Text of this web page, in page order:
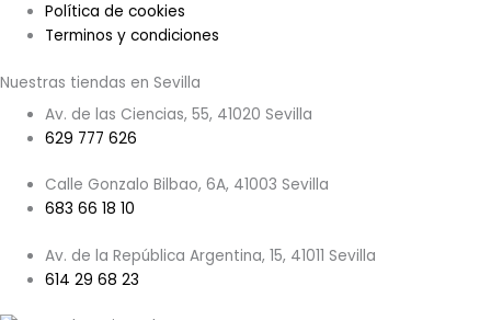
Política de cookies
Terminos y condiciones
Nuestras tiendas en Sevilla
Av. de las Ciencias, 55, 41020 Sevilla
629 777 626
Calle Gonzalo Bilbao, 6A, 41003 Sevilla
683 66 18 10
Av. de la República Argentina, 15, 41011 Sevilla
614 29 68 23